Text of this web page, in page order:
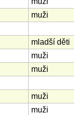
muži
mladší děti
muži
muži
muži
muži